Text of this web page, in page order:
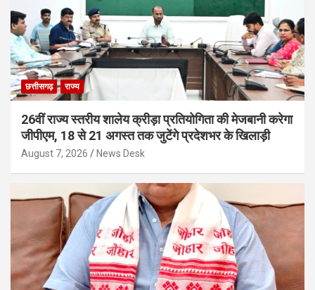
छत्तीसगढ़ राज्य
26वीं राज्य स्तरीय शालेय क्रीड़ा प्रतियोगिता की मेजबानी करेगा
जीपीएम, 18 से 21 अगस्त तक जुटेंगे प्रदेशभर के खिलाड़ी
August 7, 2026 News Desk